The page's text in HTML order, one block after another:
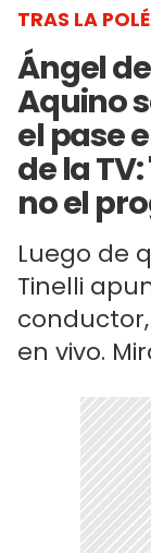
TRAS LA
Ángel
Aquino
el pase
de la
no el
Luego de
Tinelli
en vivo.